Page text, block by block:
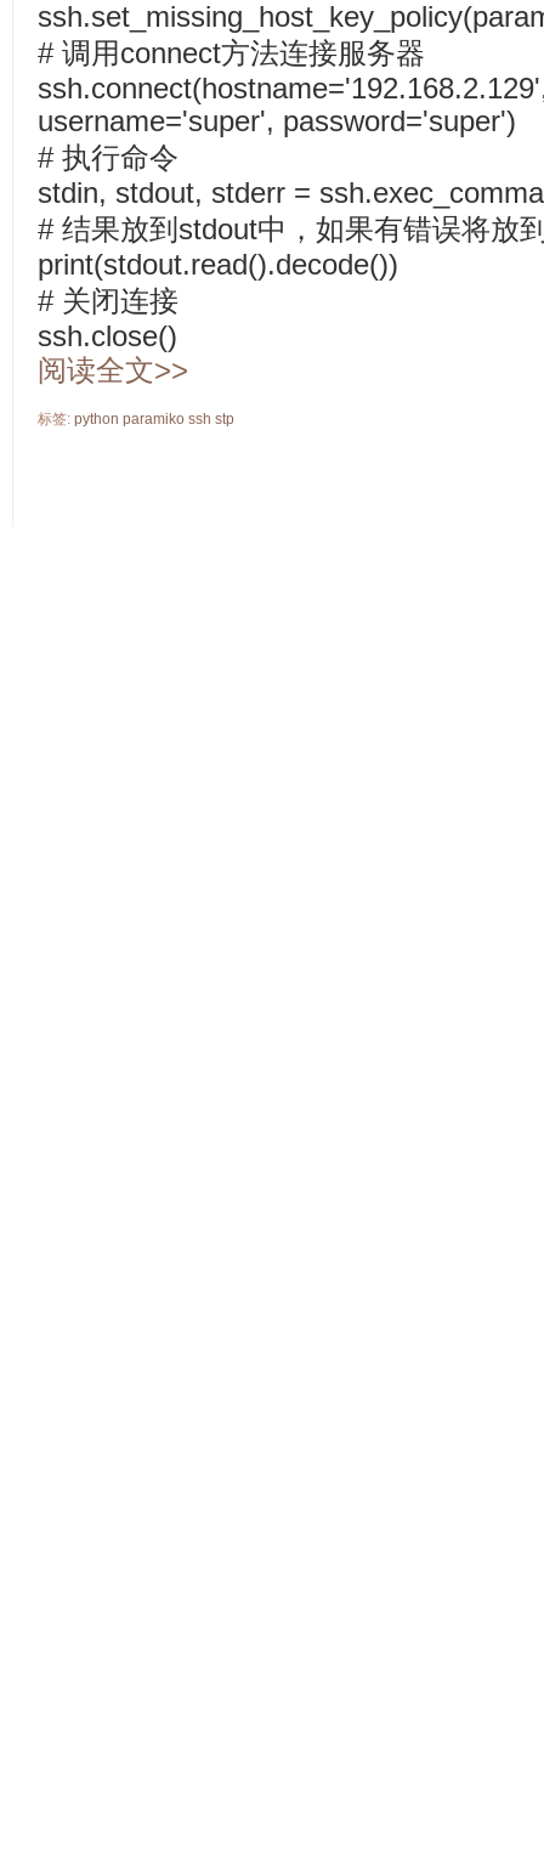
# 调用connect方法连接服务器
username='super', password='super')
# 执行命令
stdin, stdout, stderr =
# 结果放到stdout中，如果有错误将放
print(stdout.read().decode())
# 关闭连接
ssh.close()
阅读全文>>
标签: python paramiko ssh stp